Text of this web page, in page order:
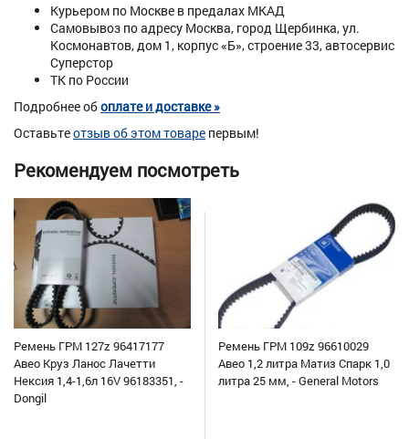
Курьером по Москве в предалах МКАД
Самовывоз по адресу Москва, город Щербинка, ул.
Космонавтов, дом 1, корпус «Б», строение 33, автосервис
Суперстор
ТК по России
Подробнее обоплате и доставке »
Оставьтеотзыв об этом товаре первым!
Рекомендуем посмотреть
Ремень ГРМ 127z 96417177
Авео Круз Ланос Лачетти
Нексия 1,4-1,6л 16V 96183351, -
Dongil
Ремень ГРМ 109z 96610029
Авео 1,2 литра Матиз Спарк 1,0
литра 25 мм, - General Motors